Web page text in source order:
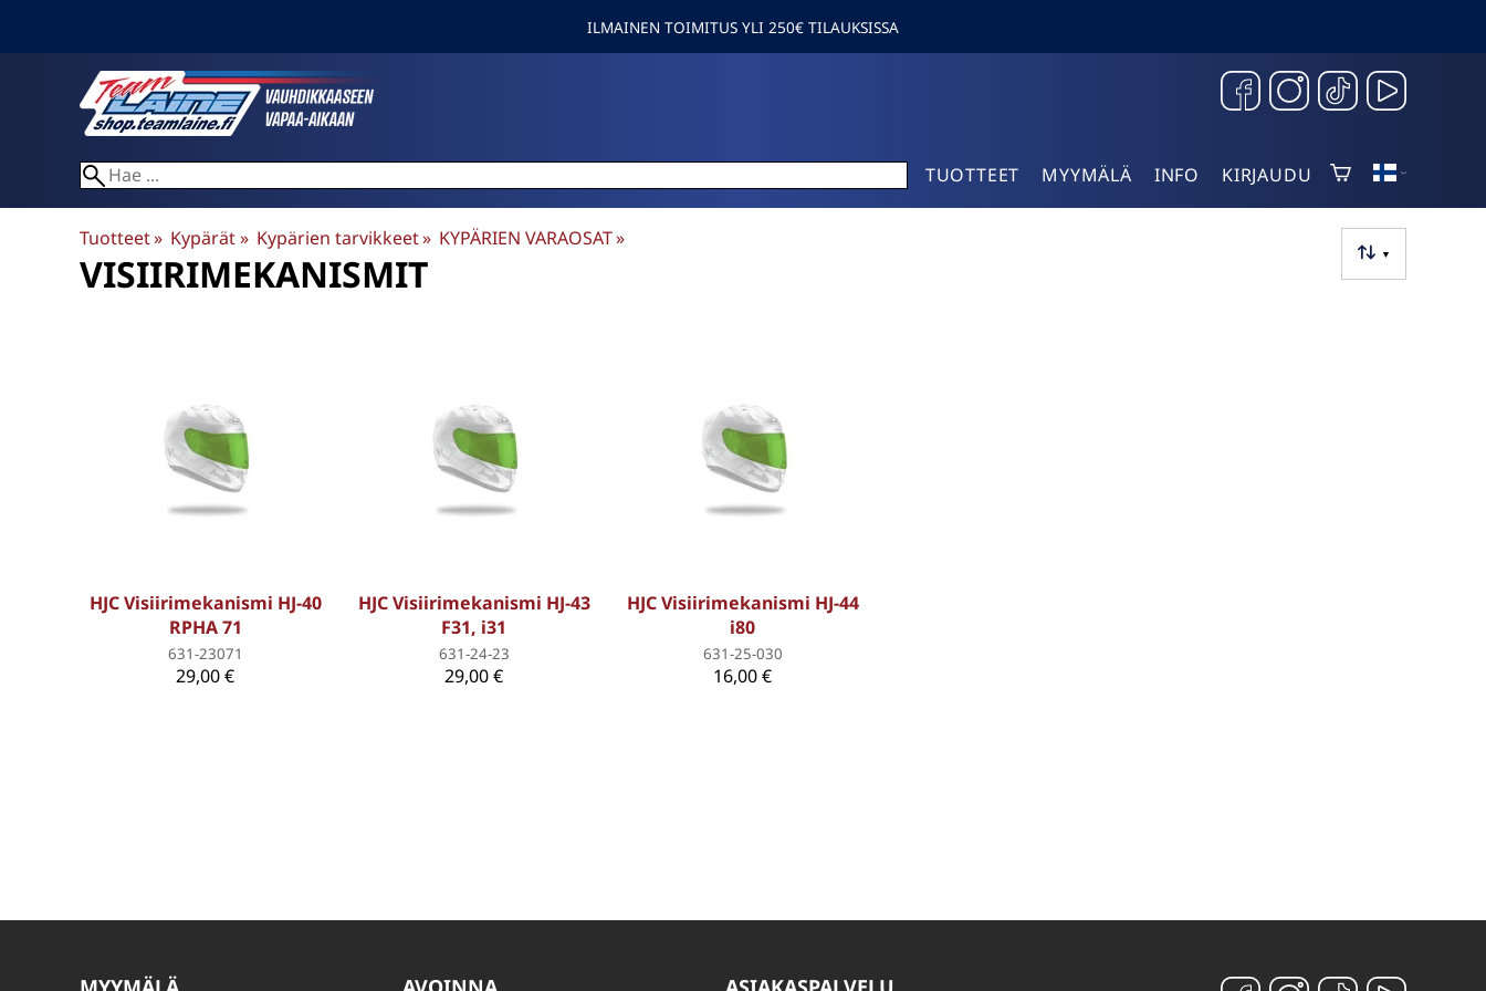
ILMAINEN TOIMITUS YLI 250€ TILAUKSISSA
TUOTTEET MYYMÄLÄ INFO KIRJAUDU
Tuotteet‪» Kypärät‪» Kypärien tarvikkeet‪» KYPÄRIEN VARAOSAT‪»
▼
VISIIRIMEKANISMIT
HJC Visiirimekanismi HJ-40
RPHA 71
631-23071
29,00 €
HJC Visiirimekanismi HJ-43
F31, i31
631-24-23
29,00 €
HJC Visiirimekanismi HJ-44
i80
631-25-030
16,00 €